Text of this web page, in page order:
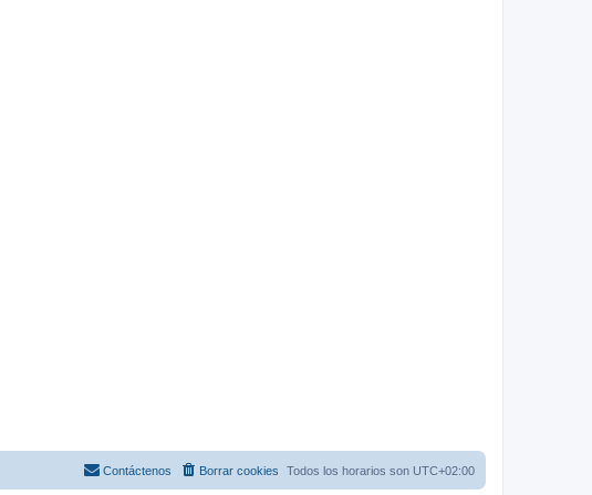
Todos los horarios son UTC+02:00
Borrar cookies
Contáctenos